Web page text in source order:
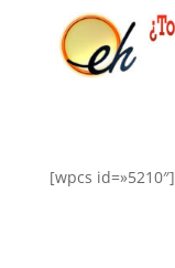
[wpcs id=»5210″]